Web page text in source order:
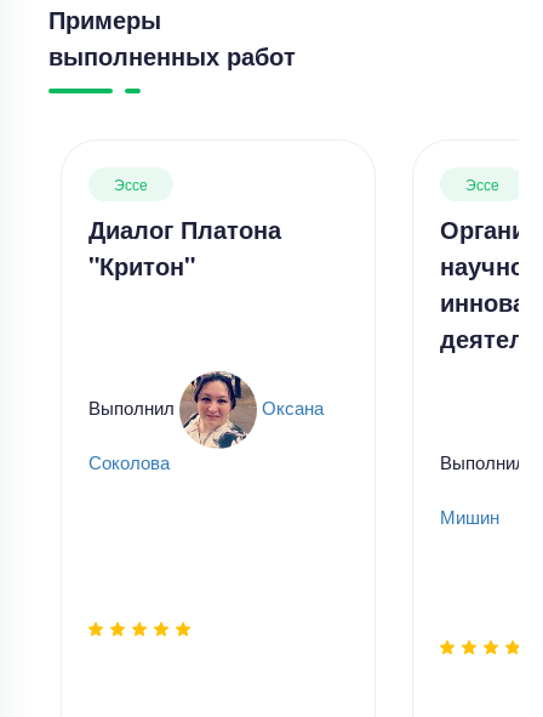
Примеры
выполненных работ
Эссе
Диалог Платона
"Критон"
Выполнил Оксана
Соколова
Эссе
Выполнил
Мишин